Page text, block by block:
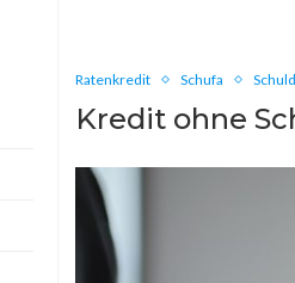
Ratenkredit Schufa
Kredit ohne